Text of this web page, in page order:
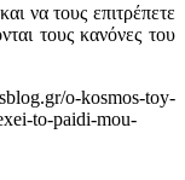
να τους επιτρέπετε
τους κανόνες του
o-kosmos-toy-
to-paidi-mou-